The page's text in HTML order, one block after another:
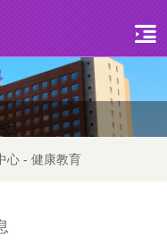
心 - 健康教育